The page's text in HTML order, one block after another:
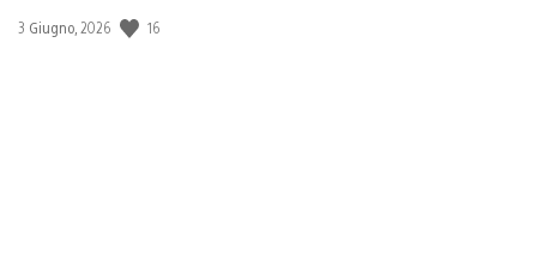
Data
3 Giugno, 2026 16